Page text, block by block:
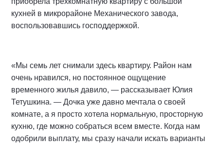
кухней в микрорайоне Механического завода,
воспользовавшись господдержкой.
«Мы семь лет снимали здесь квартиру. Район нам
очень нравился, но постоянное ощущение
временного жилья давило, — рассказывает Юлия
Тетушкина. — Дочка уже давно мечтала о своей
комнате, а я просто хотела нормальную, просторную
кухню, где можно собраться всем вместе. Когда нам
одобрили выплату, мы сразу начали искать варианты